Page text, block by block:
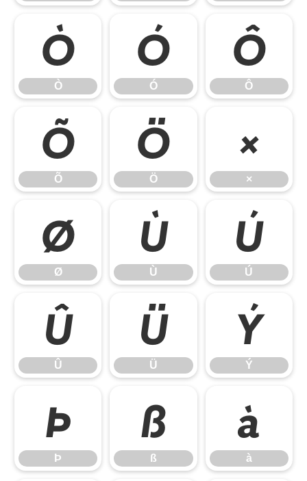
Ò
Ò
Ó
Ó
Ô
Ô
Õ
Õ
Ö
Ö
×
×
Ø
Ø
Ù
Ù
Ú
Ú
Û
Û
Ü
Ü
Ý
Ý
Þ
Þ
ß
ß
à
à